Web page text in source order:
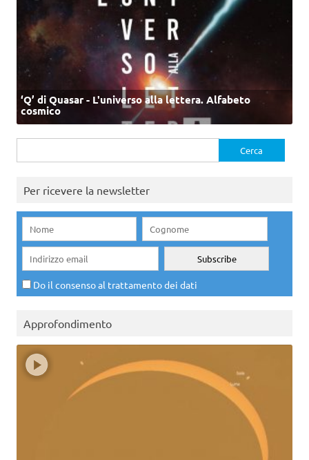
‘Q’ di Quasar - L'universo alla lettera. Alfabeto
cosmico
per:
Per ricevere la newsletter
Do il consenso al trattamento dei dati
Approfondimento